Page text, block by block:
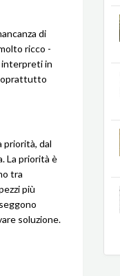
di
ricco -
interpreti in
priorità, dal
La priorità è
tra
più
soluzione.